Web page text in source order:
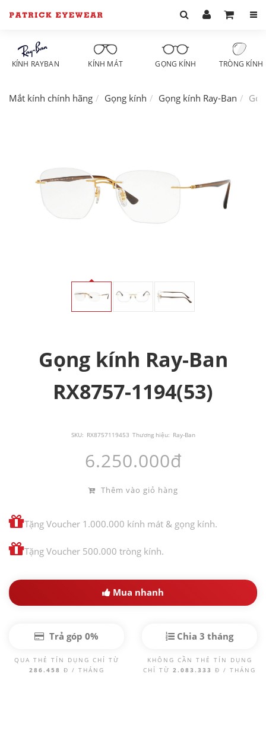
KÍNH RAYBAN KÍNH MÁT GỌNG KÍNH TRÒNG KÍNH
Mắt kính chính hãng Gọng kính Gọng kính Ray-Ban
Gọng kính Ray-Ban
RX8757-1194(53)
SKU: RX8757119453 Thương hiệu: Ray-Ban
6.250.000đ
Thêm vào giỏ hàng
Tặng Voucher 1.000.000 kính mát & gọng kính.
Tặng Voucher 500.000 tròng kính.
Mua nhanh
Trả góp 0%
QUA THẺ TÍN DỤNG CHỈ TỪ
286.458 Đ / THÁNG
Chia 3 tháng
KHÔNG CẦN THẺ TÍN DỤNG
CHỈ TỪ 2.083.333 Đ / THÁNG